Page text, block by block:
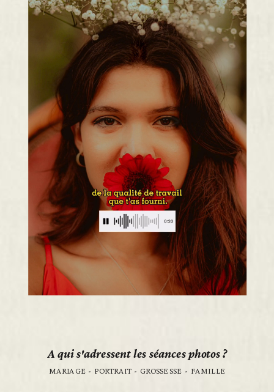
A qui s'adressent les séances photos ?
MARIAGE - PORTRAIT - GROSSESSE - FAMILLE